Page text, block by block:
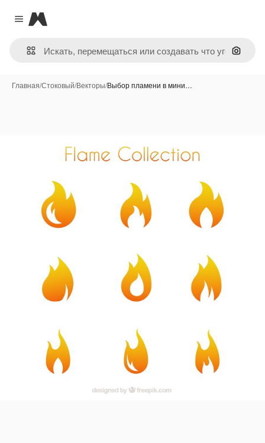
Close menu
Magnific
Поиск
Главная/Стоковый/Векторы/Выбор пламени в мини…